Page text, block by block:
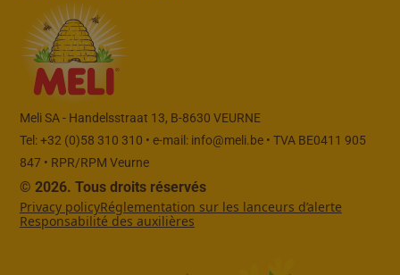
Meli SA - Handelsstraat 13, B-8630 VEURNE
Tel: +32 (0)58 310 310 • e-mail: info@meli.be• TVA BE0411 905
847 • RPR/RPM Veurne
© 2026. Tous droits réservés
Privacy policyRéglementation sur les lanceurs d’alerte
Responsabilité des auxilières